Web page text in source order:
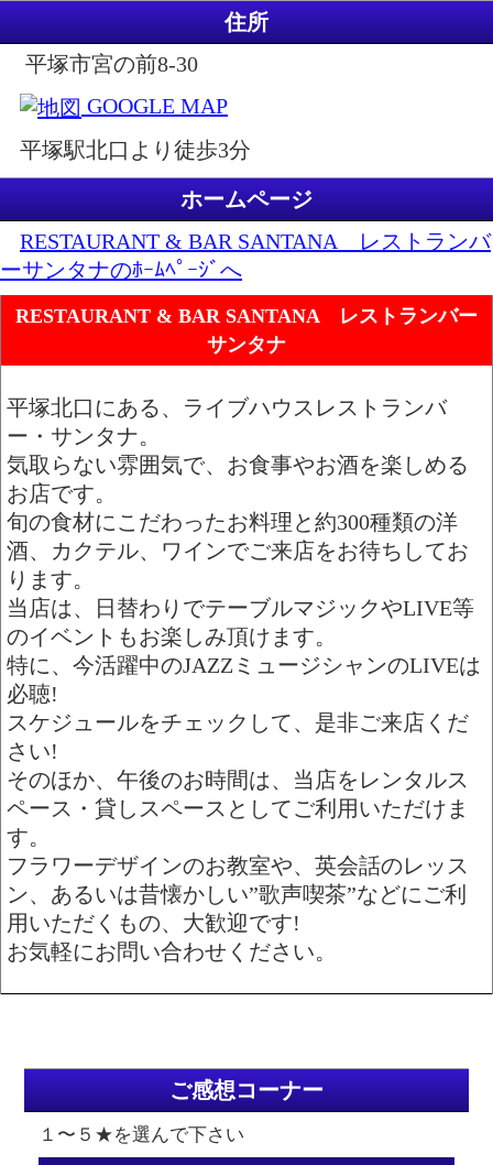
住所
平塚市宮の前8-30
GOOGLE MAP
平塚駅北口より徒歩3分
ホームページ
RESTAURANT & BAR SANTANA レストランバ
ーサンタナのﾎｰﾑﾍﾟｰｼﾞへ
RESTAURANT & BAR SANTANA レストランバー
サンタナ
平塚北口にある、ライブハウスレストランバ
ー・サンタナ。
気取らない雰囲気で、お食事やお酒を楽しめる
お店です。
旬の食材にこだわったお料理と約300種類の洋
酒、カクテル、ワインでご来店をお待ちしてお
ります。
当店は、日替わりでテーブルマジックやLIVE等
のイベントもお楽しみ頂けます。
特に、今活躍中のJAZZミュージシャンのLIVEは
必聴!
スケジュールをチェックして、是非ご来店くだ
さい!
そのほか、午後のお時間は、当店をレンタルス
ペース・貸しスペースとしてご利用いただけま
す。
フラワーデザインのお教室や、英会話のレッス
ン、あるいは昔懐かしい”歌声喫茶”などにご利
用いただくもの、大歓迎です!
お気軽にお問い合わせください。
ご感想コーナー
１〜５★を選んで下さい